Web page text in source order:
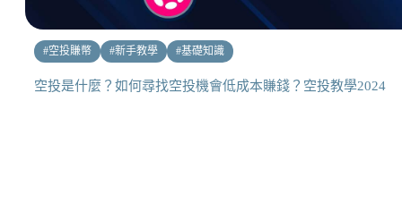
#空投賺幣 #新手教學 #基礎知識
空投是什麼？如何尋找空投機會低成本賺錢？空投教學2024